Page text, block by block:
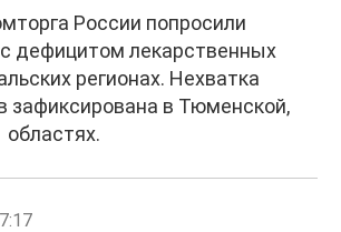
России попросили
дефицитом лекарственных
регионах. Нехватка
зафиксирована в Тюменской,